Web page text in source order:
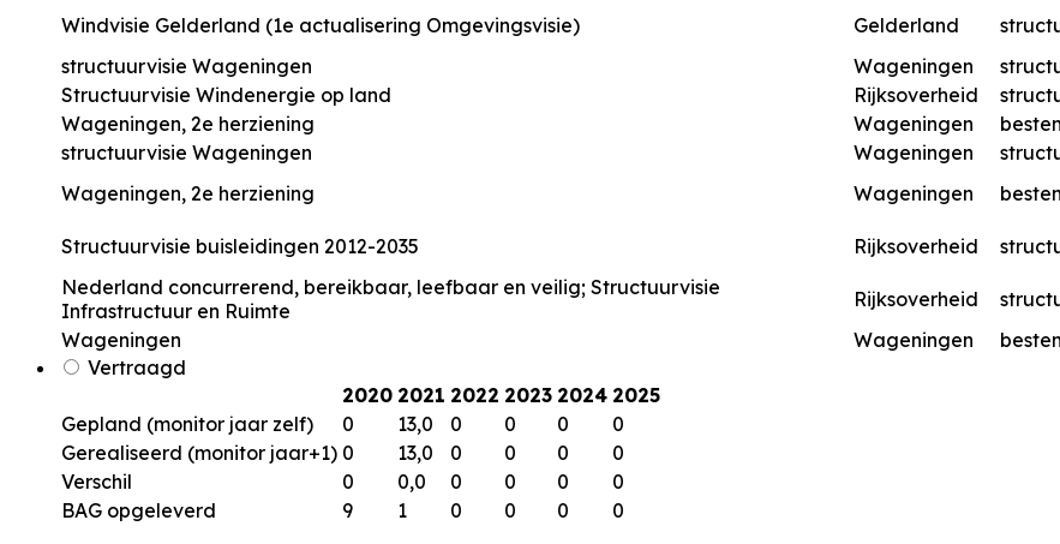
Windvisie Gelderland (1e actualisering Omgevingsvisie)
Gelderland
structuurvisie Wageningen
Wageningen
Structuurvisie Windenergie op land
Rijksoverheid
Wageningen, 2e herziening
Wageningen
structuurvisie Wageningen
Wageningen
Wageningen, 2e herziening
Wageningen
Structuurvisie buisleidingen 2012-2035 Rijksoverheid
Nederland concurrerend, bereikbaar, leefbaar en veilig; Structuurvisie
Infrastructuur en Ruimte
Rijksoverheid
Wageningen
Wageningen
Vertraagd
2020 2021 2022 2023 2024 2025
Gepland (monitor jaar zelf)
0 13,0 0 0 0
0
Gerealiseerd (monitor jaar+1) 0 13,0 0 0 0
0
Verschil
0 0,0 0 0 0
0
BAG opgeleverd
9 1 0 0 0
0